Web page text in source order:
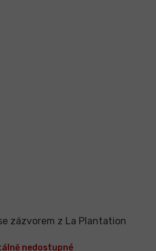
zázvorem z La Plantation
nedostupné